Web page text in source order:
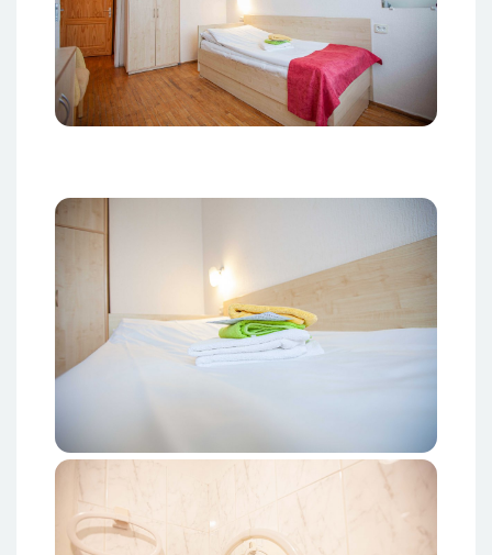
Attēls
Attēls